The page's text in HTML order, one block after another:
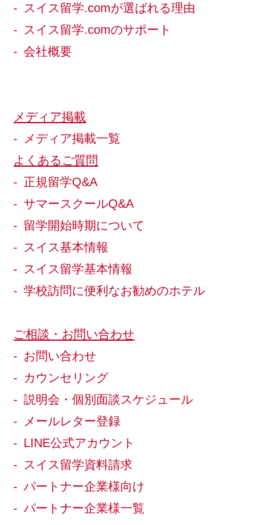
スイス留学.comが選ばれる理由
スイス留学.comのサポート
会社概要
メディア掲載
メディア掲載一覧
よくあるご質問
正規留学Q&A
サマースクールQ&A
留学開始時期について
スイス基本情報
スイス留学基本情報
学校訪問に便利なお勧めのホテル
ご相談・お問い合わせ
お問い合わせ
カウンセリング
説明会・個別面談スケジュール
メールレター登録
LINE公式アカウント
スイス留学資料請求
パートナー企業様向け
パートナー企業様一覧